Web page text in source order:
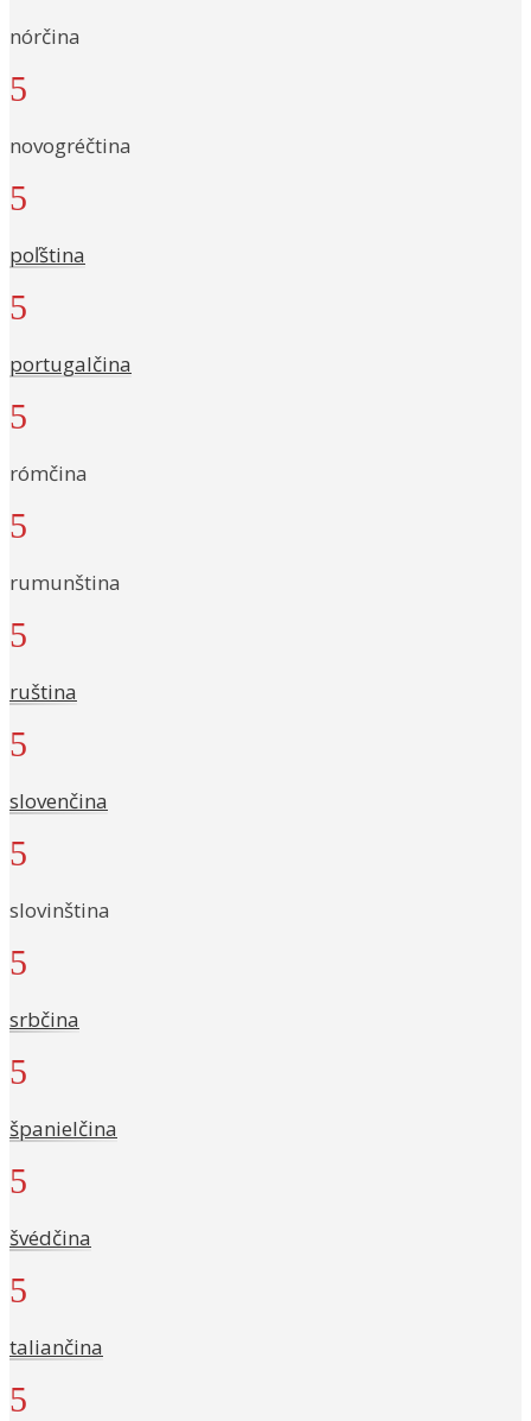
nórčina
5
novogréčtina
5
poľština
5
portugalčina
5
rómčina
5
rumunština
5
ruština
5
slovenčina
5
slovinština
5
srbčina
5
španielčina
5
švédčina
5
taliančina
5